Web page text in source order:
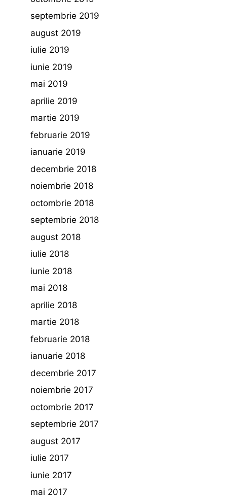
septembrie 2019
august 2019
iulie 2019
iunie 2019
mai 2019
aprilie 2019
martie 2019
februarie 2019
ianuarie 2019
decembrie 2018
noiembrie 2018
octombrie 2018
septembrie 2018
august 2018
iulie 2018
iunie 2018
mai 2018
aprilie 2018
martie 2018
februarie 2018
ianuarie 2018
decembrie 2017
noiembrie 2017
octombrie 2017
septembrie 2017
august 2017
iulie 2017
iunie 2017
mai 2017